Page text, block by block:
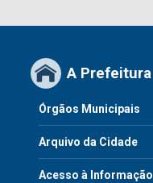
A Prefeitura
Órgãos Municipais
Arquivo da Cidade
Acesso à Informação